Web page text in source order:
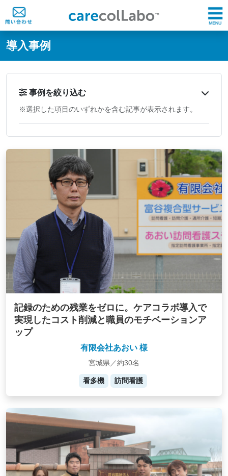
@ -0,0 +1,60 @@
導入事例
事例を絞り込む
※選択した項目のいずれかを含む記事が表示されます。
記録のための残業をゼロに。ケアコラボ導入で
実現したコスト削減と職員のモチベーションア
ップ
有限会社あおい 様
宮城県／約30名
看多機 訪問看護